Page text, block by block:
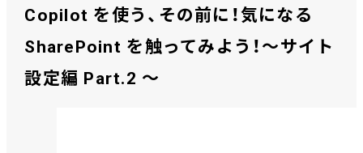
Copilot を使う、その前に！気になる
SharePoint を触ってみよう！～サイト
設定編 Part.2 ～